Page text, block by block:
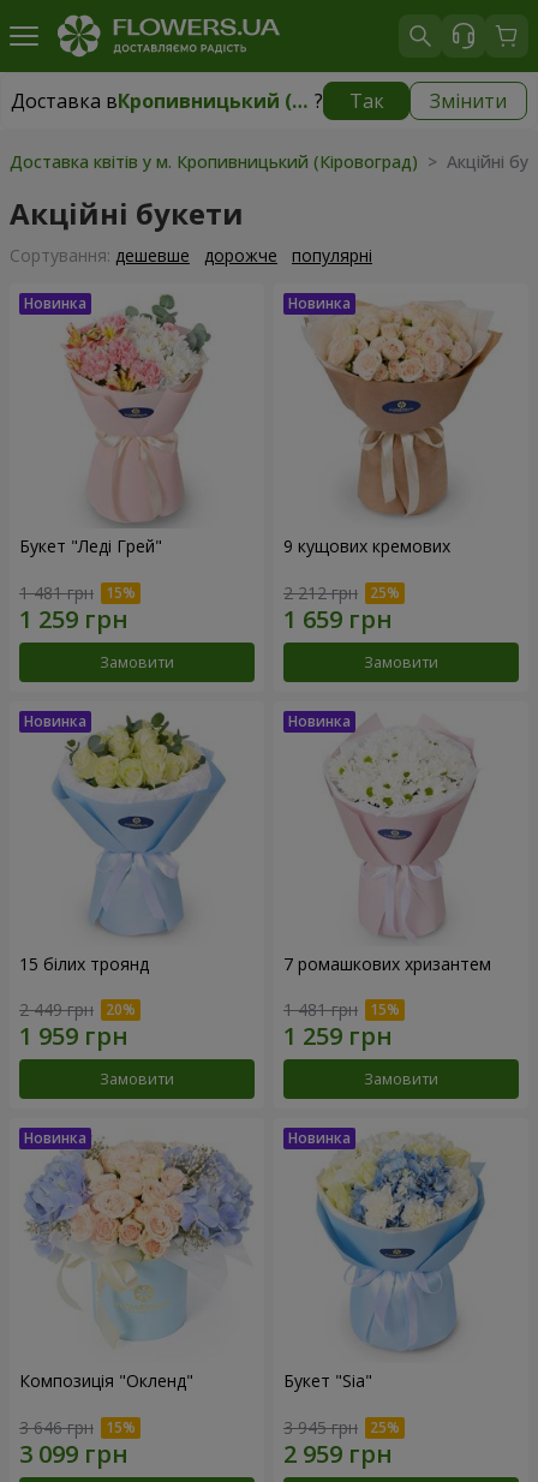
Доставка в Кропивницький (Кіровоград) ? Так Змінити
Доставка вКропивницький (Кіровоград) безкоштовно
Доставка квітів у м. Кропивницький (Кіровоград) > Акційні
Акційні букети
Сортування: дешевше дорожче популярні
Букет "Леді Грей"
1 481 грн
Замовити
9 кущових кремових
2 212 грн
Замовити
15 білих троянд
2 449 грн
Замовити
7 ромашкових хризантем
1 481 грн
Замовити
Композиція "Окленд"
3 646 грн
Букет "Sia"
3 945 грн